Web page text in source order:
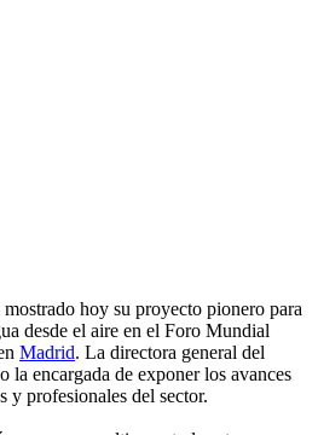
mostrado hoy su proyecto pionero para
desde el aire en el Foro Mundial
Madrid. La directora general del
la encargada de exponer los avances
y profesionales del sector.